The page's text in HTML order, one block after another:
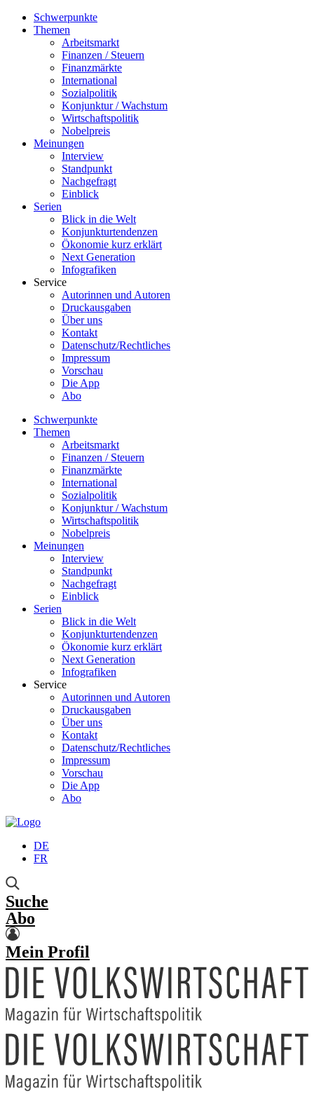
Schwerpunkte
Themen
Arbeitsmarkt
Finanzen / Steuern
Finanzmärkte
International
Sozialpolitik
Konjunktur / Wachstum
Wirtschaftspolitik
Nobelpreis
Meinungen
Interview
Standpunkt
Nachgefragt
Einblick
Serien
Blick in die Welt
Konjunkturtendenzen
Ökonomie kurz erklärt
Next Generation
Infografiken
Service
Autorinnen und Autoren
Druckausgaben
Über uns
Kontakt
Datenschutz/Rechtliches
Impressum
Vorschau
Die App
Abo
Schwerpunkte
Themen
Arbeitsmarkt
Finanzen / Steuern
Finanzmärkte
International
Sozialpolitik
Konjunktur / Wachstum
Wirtschaftspolitik
Nobelpreis
Meinungen
Interview
Standpunkt
Nachgefragt
Einblick
Serien
Blick in die Welt
Konjunkturtendenzen
Ökonomie kurz erklärt
Next Generation
Infografiken
Service
Autorinnen und Autoren
Druckausgaben
Über uns
Kontakt
Datenschutz/Rechtliches
Impressum
Vorschau
Die App
Abo
DE
FR
Suche
Abo
Mein Profil